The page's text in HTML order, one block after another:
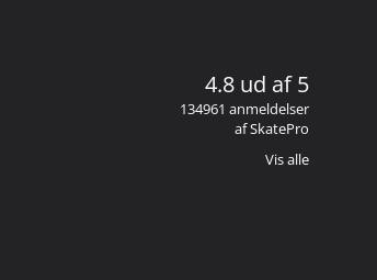
4.8 ud af 5
134961 anmeldelser
af SkatePro
Vis alle